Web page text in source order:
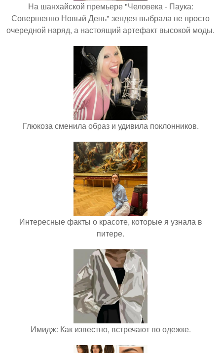
На шанхайской премьере "Человека - Паука:
Совершенно Новый День" зендея выбрала не просто
очередной наряд, а настоящий артефакт высокой моды.
Глюкоза сменила образ и удивила поклонников.
Интересные факты о красоте, которые я узнала в
питере.
Имидж: Как известно, встречают по одежке.